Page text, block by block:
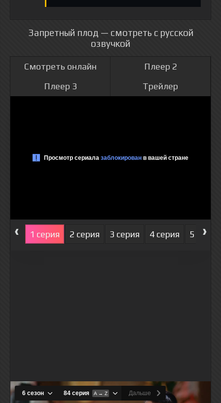
Запретный плод — смотреть с русской
озвучкой
Смотреть онлайн
Плеер 2
Плеер 3
Трейлер
‹ 1 серия 2 серия 3 серия 4 серия 5 серия
›